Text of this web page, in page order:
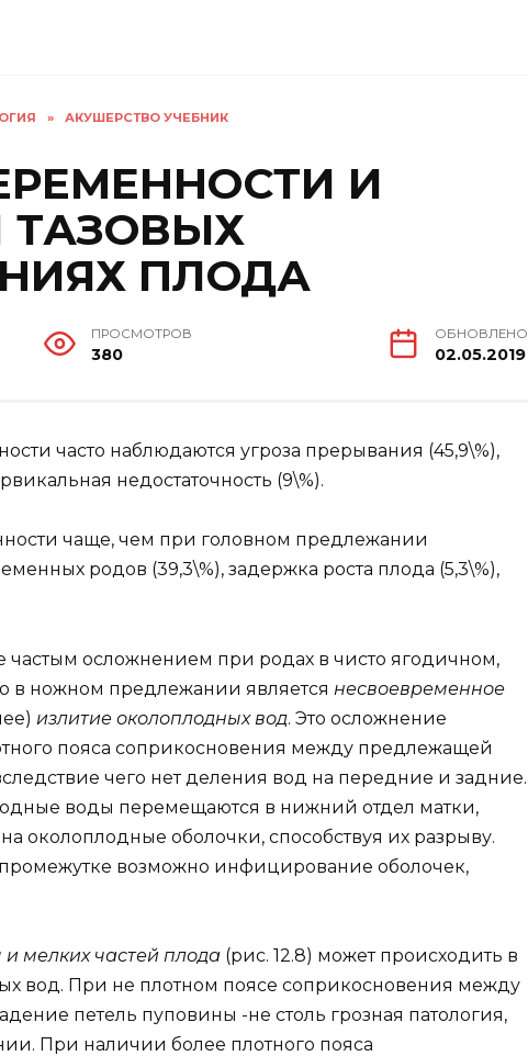
» АКУШЕРСТВО УЧЕБНИК
И
ТАЗОВЫХ
ПЛОДА
ПРОСМОТРОВ
380
ОБНОВЛЕНО
02.05.2019
часто наблюдаются угроза прерывания (45,9\%),
недостаточность (9\%).
чаще, чем при головном предлежании
родов (39,3\%), задержка роста плода (5,3\%),
частым осложнением при родах в чисто ягодичном,
в ножном предлежании является несвоевременное
излитие околоплодных вод. Это осложнение
пояса соприкосновения между предлежащей
чего нет деления вод на передние и задние.
воды перемещаются в нижний отдел матки,
околоплодные оболочки, способствуя их разрыву.
возможно инфицирование оболочек,
мелких частей плода (рис. 12.8) может происходить в
вод. При не плотном поясе соприкосновения между
петель пуповины -не столь грозная патология,
При наличии более плотного пояса